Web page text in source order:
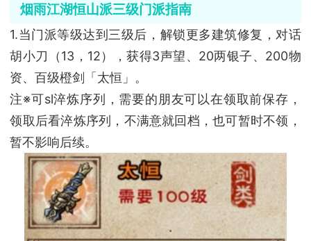
烟雨江湖恒山派三级门派指南
1.当门派等级达到三级后，解锁更多建筑修复，对话
胡小刀（13，12），获得3声望、20两银子、200物
资、百级橙剑「太恒」。
注※可sl淬炼序列，需要的朋友可以在领取前保存，
领取后看淬炼序列，不满意就回档，也可暂时不领，
暂不影响后续。